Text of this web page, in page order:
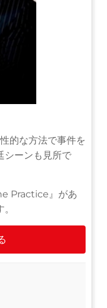
的な方法で事件を
シーンも見所で
Practice』があ